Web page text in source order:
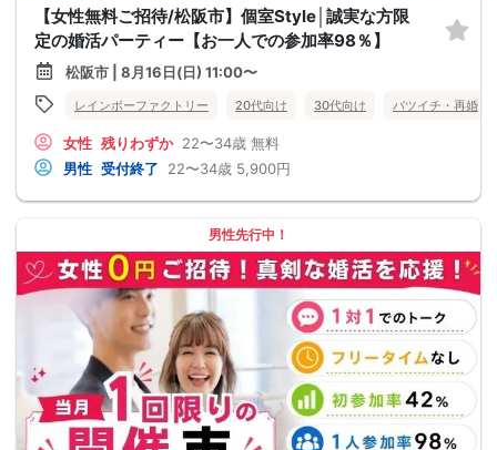
【女性無料ご招待/松阪市】個室Style│誠実な方限
定の婚活パーティー【お一人での参加率98％】
松阪市 | 8月16日(日) 11:00〜
レインボーファクトリー 20代向け 30代向け バツイチ・再婚
女性 残りわずか 22〜34歳 無料
男性 受付終了 22〜34歳 5,900円
男性先行中！